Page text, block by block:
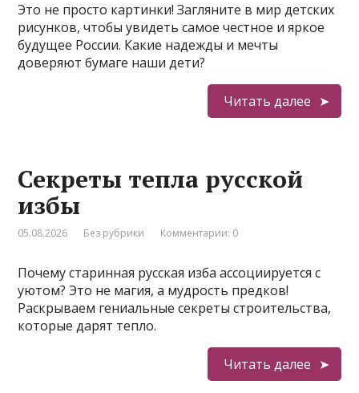
Это не просто картинки! Загляните в мир детских
рисунков, чтобы увидеть самое честное и яркое
будущее России. Какие надежды и мечты
доверяют бумаге наши дети?
Читать далее
Секреты тепла русской
избы
05.08.2026 Без рубрики Комментарии: 0
Почему старинная русская изба ассоциируется с
уютом? Это не магия, а мудрость предков!
Раскрываем гениальные секреты строительства,
которые дарят тепло.
Читать далее